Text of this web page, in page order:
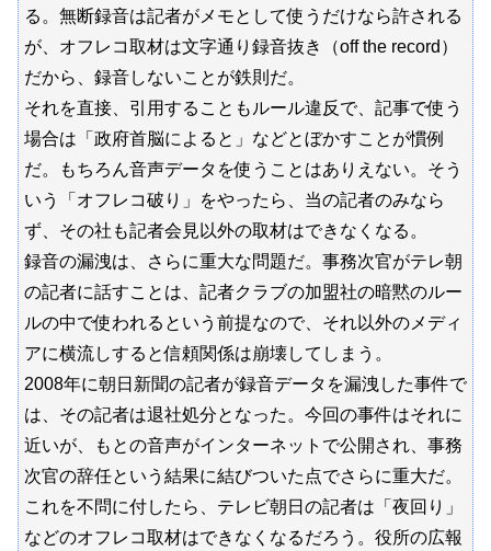
る。無断録音は記者がメモとして使うだけなら許される
が、オフレコ取材は文字通り録音抜き（off the record）
だから、録音しないことが鉄則だ。
それを直接、引用することもルール違反で、記事で使う
場合は「政府首脳によると」などとぼかすことが慣例
だ。もちろん音声データを使うことはありえない。そう
いう「オフレコ破り」をやったら、当の記者のみなら
ず、その社も記者会見以外の取材はできなくなる。
録音の漏洩は、さらに重大な問題だ。事務次官がテレ朝
の記者に話すことは、記者クラブの加盟社の暗黙のルー
ルの中で使われるという前提なので、それ以外のメディ
アに横流しすると信頼関係は崩壊してしまう。
2008年に朝日新聞の記者が録音データを漏洩した事件で
は、その記者は退社処分となった。今回の事件はそれに
近いが、もとの音声がインターネットで公開され、事務
次官の辞任という結果に結びついた点でさらに重大だ。
これを不問に付したら、テレビ朝日の記者は「夜回り」
などのオフレコ取材はできなくなるだろう。役所の広報